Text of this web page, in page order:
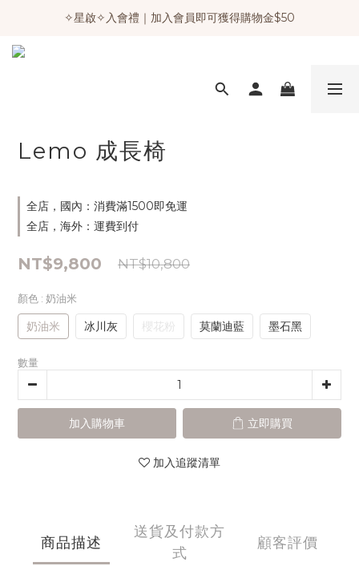
✧星啟✧入會禮｜加入會員即可獲得購物金$50
Lemo 成長椅
全店，國內：消費滿1500即免運
全店，海外：運費到付
NT$9,800 NT$10,800
顏色 : 奶油米
奶油米 冰川灰 櫻花粉 莫蘭迪藍 墨石黑
數量
加入購物車 立即購買
加入追蹤清單
商品描述
送貨及付款方
式
顧客評價